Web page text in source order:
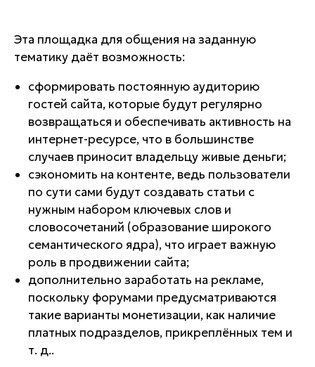
Эта площадка для общения на заданную
тематику даёт возможность:
сформировать постоянную аудиторию
гостей сайта, которые будут регулярно
возвращаться и обеспечивать активность на
интернет-ресурсе, что в большинстве
случаев приносит владельцу живые деньги;
сэкономить на контенте, ведь пользователи
по сути сами будут создавать статьи с
нужным набором ключевых слов и
словосочетаний (образование широкого
семантического ядра), что играет важную
роль в продвижении сайта;
дополнительно заработать на рекламе,
поскольку форумами предусматриваются
такие варианты монетизации, как наличие
платных подразделов, прикреплённых тем и
т. д..